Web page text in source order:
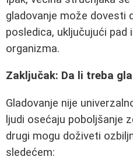
gladovanje može dovesti
posledica, uključujući
organizma.
Zaključak: Da li treba
Gladovanje nije
ljudi osećaju poboljšanje
drugi mogu doživeti
sledećem: